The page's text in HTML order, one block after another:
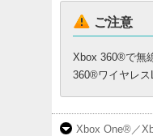
ご注意
Xbox 360®で無
360®ワイヤレス
Xbox One®／